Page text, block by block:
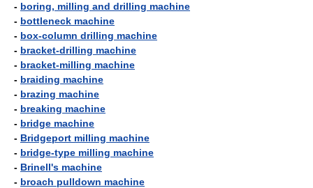
- boring, milling and drilling machine
- bottleneck machine
- box-column drilling machine
- bracket-drilling machine
- bracket-milling machine
- braiding machine
- brazing machine
- breaking machine
- bridge machine
- Bridgeport milling machine
- bridge-type milling machine
- Brinell's machine
- broach pulldown machine